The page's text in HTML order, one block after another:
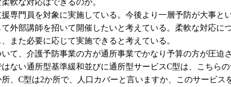
軟な対応はできるのか。
専門員を対象に実施している。今後より一層予防が大事と
外部講師を招いて開催したいと考えている。柔軟な対応に
また必要に応じて実施できると考えている。
て、介護予防事業の方が通所事業でかなり予算の方が圧迫
ない通所型基準緩和並びに通所型サービスC型は、こちら
、C型は2か所で、人口カバーと言いますか、このサービス